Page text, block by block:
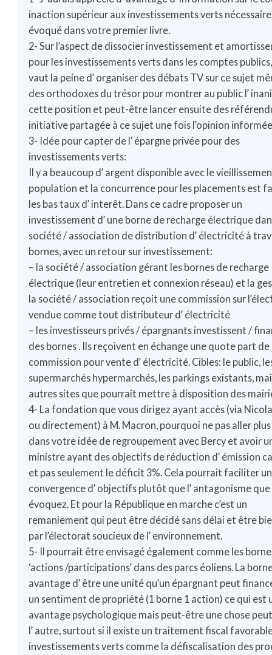
inaction supérieur aux investissements verts
évoqué dans votre premier livre.
2- Sur l’aspect de dissocier investissement et
pour les investissements verts dans les comptes
vaut la peine d’ organiser des débats TV sur ce sujet
des orthodoxes du trésor pour montrer au public l’
cette position et peut-être lancer ensuite des
initiative partagée à ce sujet une fois l’opinion
3- Idée pour capter de l’ épargne privée pour des
investissements verts:
Il y a beaucoup d’ argent disponible avec le
population et la concurrence pour les placements est
les bas taux d’ interêt. Dans ce cadre proposer un
investissement d’ une borne de recharge électrique
société / association de distribution d’ électricité à
bornes, avec un retour sur investissement:
– la société / association gérant les bornes de recharge
électrique (leur entretien et connexion réseau) et la
la société / association reçoit une commission sur
vendue comme tout distributeur d’ électricité
– les investisseurs privés / épargnants investissent /
des bornes . Ils reçoivent en échange une quote part de
commission pour vente d’ électricité. Cibles: le public,
supermarchés hypermarchés, les parkings existants,
autres sites que pourrait mettre à disposition des
4- La fondation que vous dirigez ayant accès (via
ou directement) à M. Macron, pourquoi ne pas aller
dans votre idée de regroupement avec Bercy et avoir
ministre ayant des objectifs de réduction d’ émission
et pas seulement le déficit 3%. Cela pourrait faciliter
convergence d’ objectifs plutôt que l’ antagonisme que
évoquez. Et pour la République en marche c’est un
remaniement qui peut être décidé sans délai et être
par l’électorat soucieux de l’ environnement.
5- Il pourrait être envisagé également comme les
‘actions /participations’ dans des parcs éoliens. La borne
avantage d’ être une unité qu’un épargnant peut
un sentiment de propriété (1 borne 1 action) ce qui est
avantage psychologique mais peut-être une chose
l’ autre, surtout si il existe un traitement fiscal
investissements verts comme la défiscalisation des